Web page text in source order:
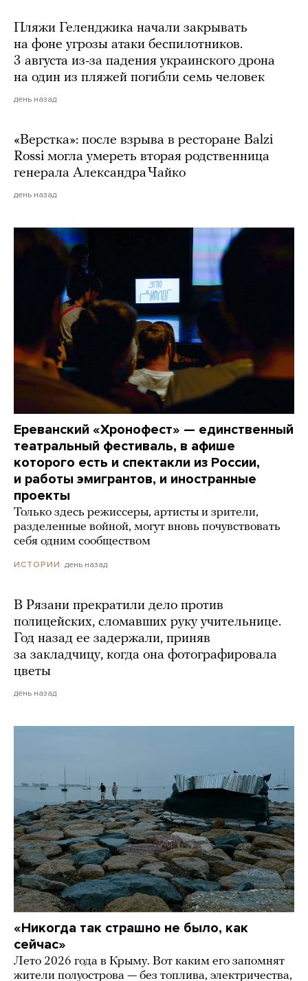
Пляжи Геленджика начали закрывать
на фоне угрозы атаки беспилотников.
3 августа из-за падения украинского дрона
на один из пляжей погибли семь человек
день назад
«Верстка»: после взрыва в ресторане Balzi
Rossi могла умереть вторая родственница
генерала Александра Чайко
день назад
Ереванский «Хронофест» — единственный
театральный фестиваль, в афише
которого есть и спектакли из России,
и работы эмигрантов, и иностранные
проекты
Только здесь режиссеры, артисты и зрители,
разделенные войной, могут вновь почувствовать
себя одним сообществом
ИСТОРИИ день назад
В Рязани прекратили дело против
полицейских, сломавших руку учительнице.
Год назад ее задержали, приняв
за закладчицу, когда она фотографировала
цветы
день назад
«Никогда так страшно не было, как
сейчас»
Лето 2026 года в Крыму. Вот каким его запомнят
жители полуострова — без топлива, электричества,